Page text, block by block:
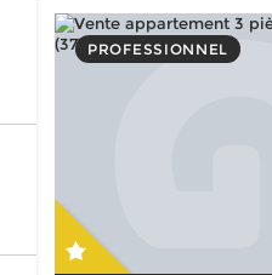
PROFESSIONNEL